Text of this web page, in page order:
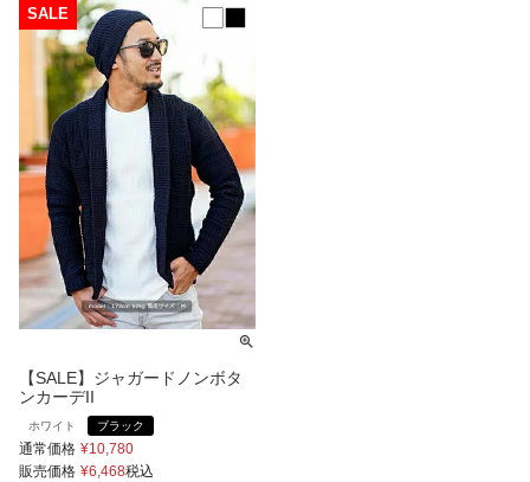
【SALE】ジャガードノンボタ
ンカーデII
ホワイト ブラック
通常価格 ¥10,780
販売価格 ¥6,468税込